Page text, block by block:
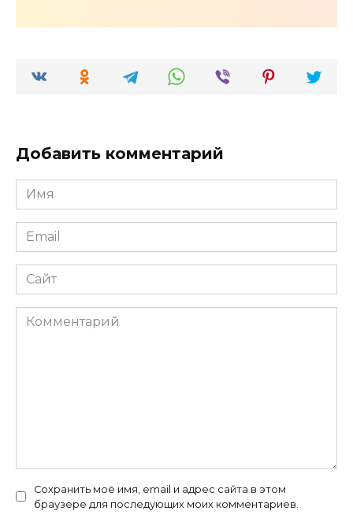
Добавить комментарий
Имя
*
Email
*
Сайт
Комментарий
Сохранить моё имя, email и адрес сайта в этом
браузере для последующих моих комментариев.